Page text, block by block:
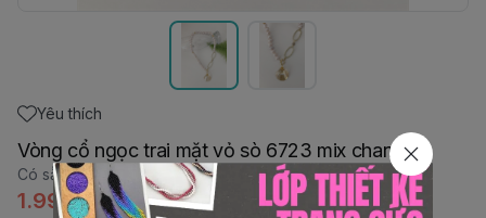
Yêu thích
Vòng cổ ngọc trai mặt vỏ sò 6723 mix charm
Có sẵn: 1
1.990.000đ